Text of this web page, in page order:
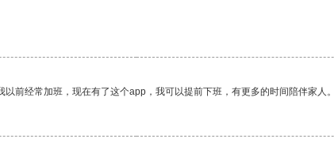
前经常加班，现在有了这个app，我可以提前下班，有更多的时间陪伴家人。